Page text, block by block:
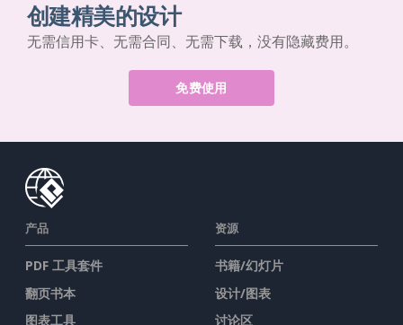
创建精美的设计
无需信用卡、无需合同、无需下载，没有隐藏费用。
免费使用
产品
PDF 工具套件
翻页书本
图表工具
资源
书籍/幻灯片
设计/图表
讨论区